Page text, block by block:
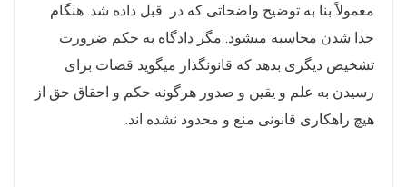
معمولاً بنا به توضیح واضحاتی که در قبل داده شد. هنگام
جدا شدن محاسبه میشود. مگر دادگاه به حکم ضرورت
تشخیص دیگری بدهد که قانونگذار میگوید قضات برای
رسیدن به علم و یقین و صدور هرگونه حکم و احقاق حق از
هیچ راهکاری قانونی منع و محدود نشده اند.